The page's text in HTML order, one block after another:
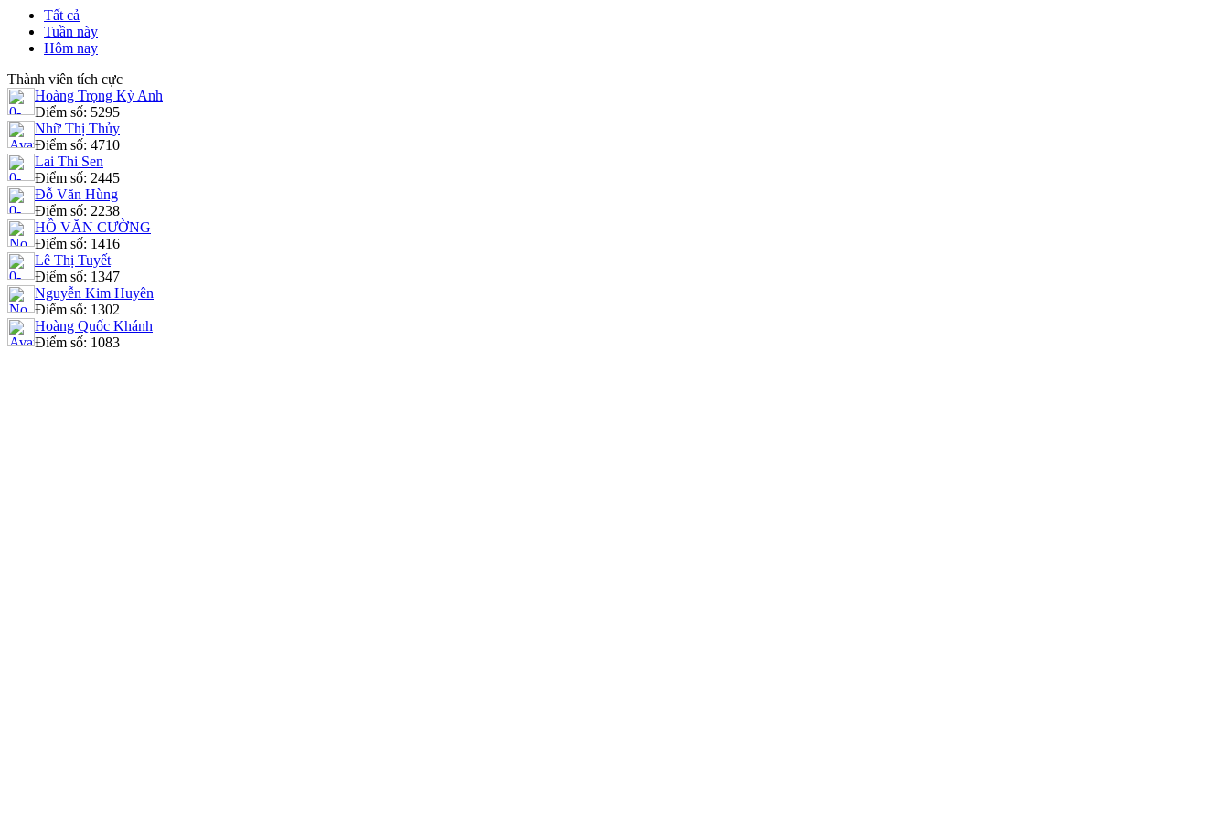
Tất cả
Tuần này
Hôm nay
Thành viên tích cực
Hoàng Trọng Kỳ Anh
Điểm số: 5295
Nhữ Thị Thủy
Điểm số: 4710
Lai Thi Sen
Điểm số: 2445
Đỗ Văn Hùng
Điểm số: 2238
HỒ VĂN CƯỜNG
Điểm số: 1416
Lê Thị Tuyết
Điểm số: 1347
Nguyễn Kim Huyên
Điểm số: 1302
Hoàng Quốc Khánh
Điểm số: 1083